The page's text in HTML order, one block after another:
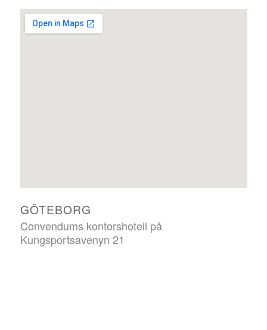
GÖTEBORG
Convendums kontorshotell på
Kungsportsavenyn 21